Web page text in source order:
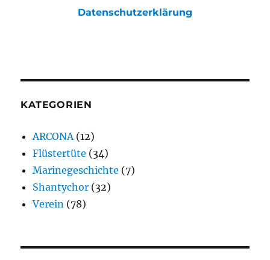
Datenschutzerklärung
KATEGORIEN
ARCONA(12)
Flüstertüte (34)
Marinegeschichte (7)
Shantychor (32)
Verein (78)